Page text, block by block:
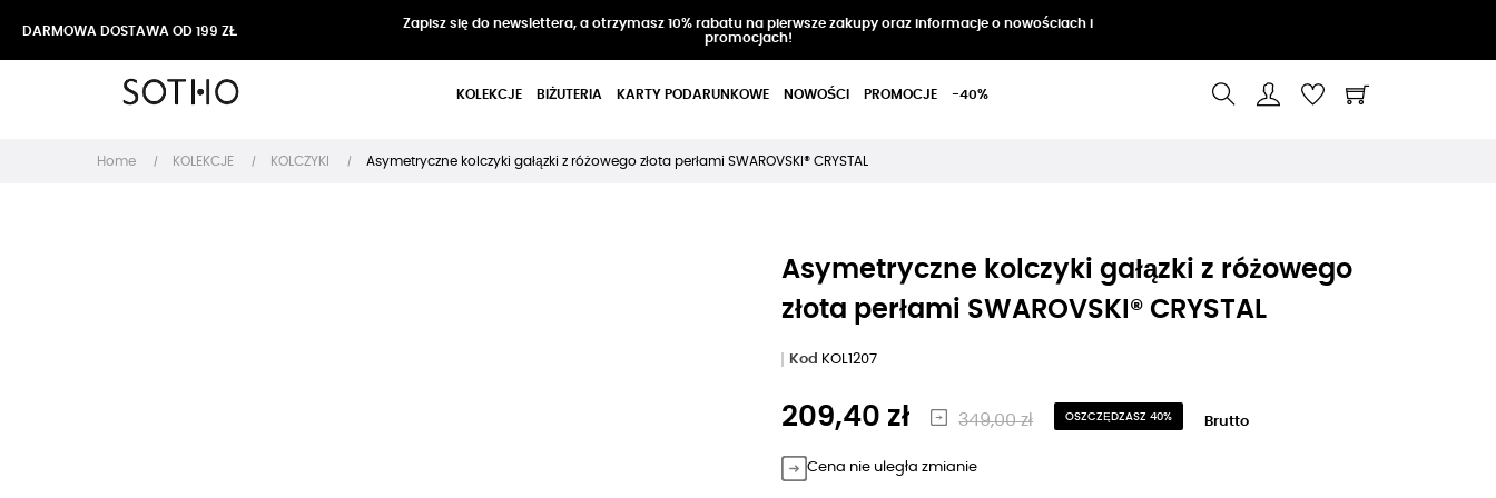
DARMOWA DOSTAWA OD 199 ZŁ
Zapisz się do newslettera, a otrzymasz 10% rabatu na pierwsze zakupy oraz informacje o nowościach i
promocjach!
KOLEKCJE BIŻUTERIA KARTY PODARUNKOWE NOWOŚCI PROMOCJE -40%
Home KOLEKCJE KOLCZYKI Asymetryczne kolczyki gałązki z różowego złota perłami SWAROVSKI® CRYSTAL
Asymetryczne kolczyki gałązki z różowego
złota perłami SWAROVSKI® CRYSTAL
Kod KOL1207
209,40 zł 349,00 zł OSZCZĘDZASZ 40% Brutto
Cena nie uległa zmianie